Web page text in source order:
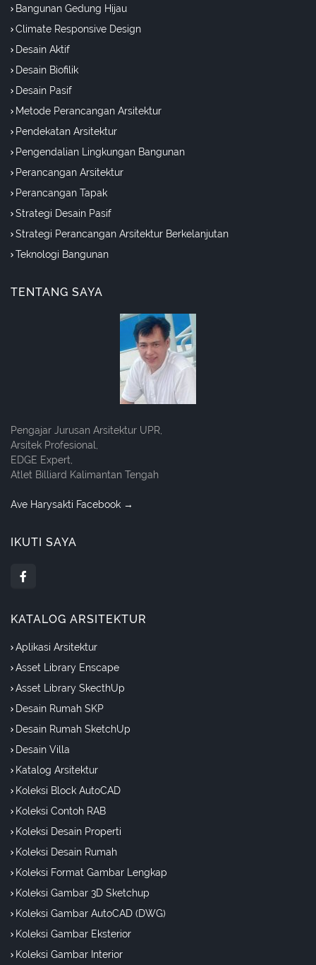
Bangunan Gedung Hijau
Climate Responsive Design
Desain Aktif
Desain Biofilik
Desain Pasif
Metode Perancangan Arsitektur
Pendekatan Arsitektur
Pengendalian Lingkungan Bangunan
Perancangan Arsitektur
Perancangan Tapak
Strategi Desain Pasif
Strategi Perancangan Arsitektur Berkelanjutan
Teknologi Bangunan
TENTANG SAYA
Pengajar Jurusan Arsitektur UPR,
Arsitek Profesional,
EDGE Expert,
Atlet Billiard Kalimantan Tengah
Ave Harysakti Facebook →
IKUTI SAYA
KATALOG ARSITEKTUR
Aplikasi Arsitektur
Asset Library Enscape
Asset Library SkecthUp
Desain Rumah SKP
Desain Rumah SketchUp
Desain Villa
Katalog Arsitektur
Koleksi Block AutoCAD
Koleksi Contoh RAB
Koleksi Desain Properti
Koleksi Desain Rumah
Koleksi Format Gambar Lengkap
Koleksi Gambar 3D Sketchup
Koleksi Gambar AutoCAD (DWG)
Koleksi Gambar Eksterior
Koleksi Gambar Interior